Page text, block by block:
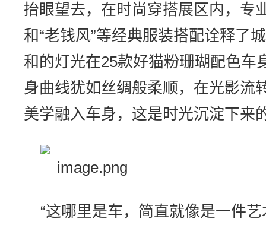
抬眼望去，在时尚穿搭展区内，专
和“老钱风”等经典服装搭配诠释了
和的灯光在25款好猫粉珊瑚配色车
身曲线犹如丝绸般柔顺，在光影流
美学融入车身，这是时光沉淀下来
“这哪里是车，简直就像是一件